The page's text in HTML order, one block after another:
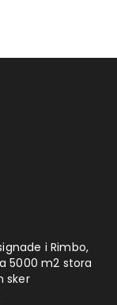
den känns
i ett
vid
vill
fått rull på
igen
du kan
men du får
i Rimbo,
5000 m2 stora
sker